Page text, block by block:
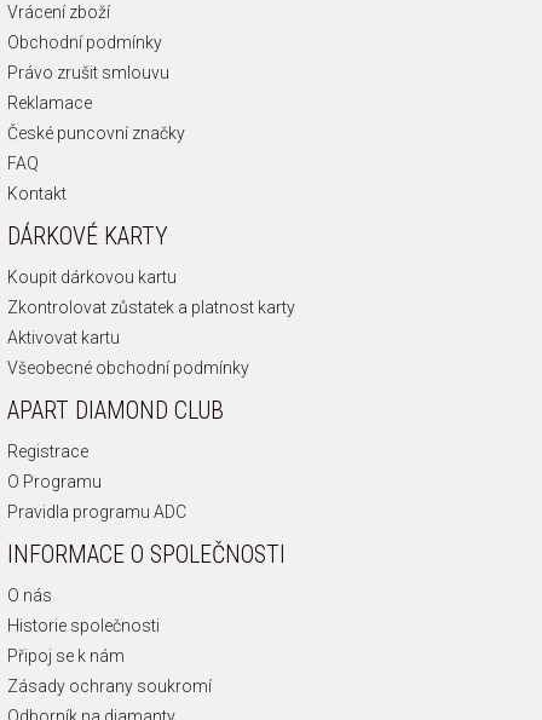
Vrácení zboží
Obchodní podmínky
Právo zrušit smlouvu
Reklamace
České puncovní značky
FAQ
Kontakt
DÁRKOVÉ KARTY
Koupit dárkovou kartu
Zkontrolovat zůstatek a platnost karty
Aktivovat kartu
Všeobecné obchodní podmínky
APART DIAMOND CLUB
Registrace
O Programu
Pravidla programu ADC
INFORMACE O SPOLEČNOSTI
O nás
Historie společnosti
Připoj se k nám
Zásady ochrany soukromí
Odborník na diamanty